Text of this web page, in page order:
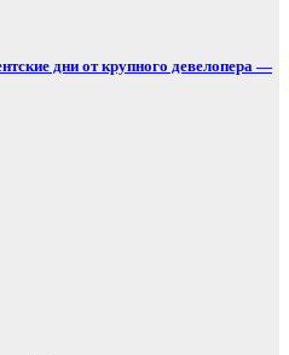
дни от крупного девелопера —